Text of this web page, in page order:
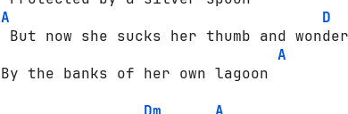
A
D
But now she sucks her thumb and
A
By the banks of her own lagoon